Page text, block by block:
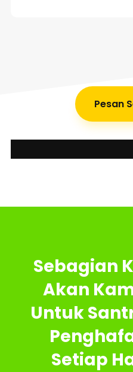
Pesan
Sebagian
Akan
Untuk
Setiap